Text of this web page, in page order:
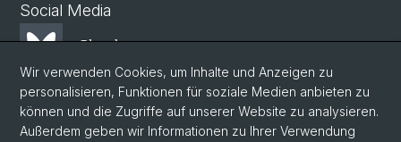
Social Media
Bluesky
Mastodon
Wir verwenden Cookies, um Inhalte und Anzeigen zu
personalisieren, Funktionen für soziale Medien anbieten zu
können und die Zugriffe auf unserer Website zu analysieren.
Außerdem geben wir Informationen zu Ihrer Verwendung